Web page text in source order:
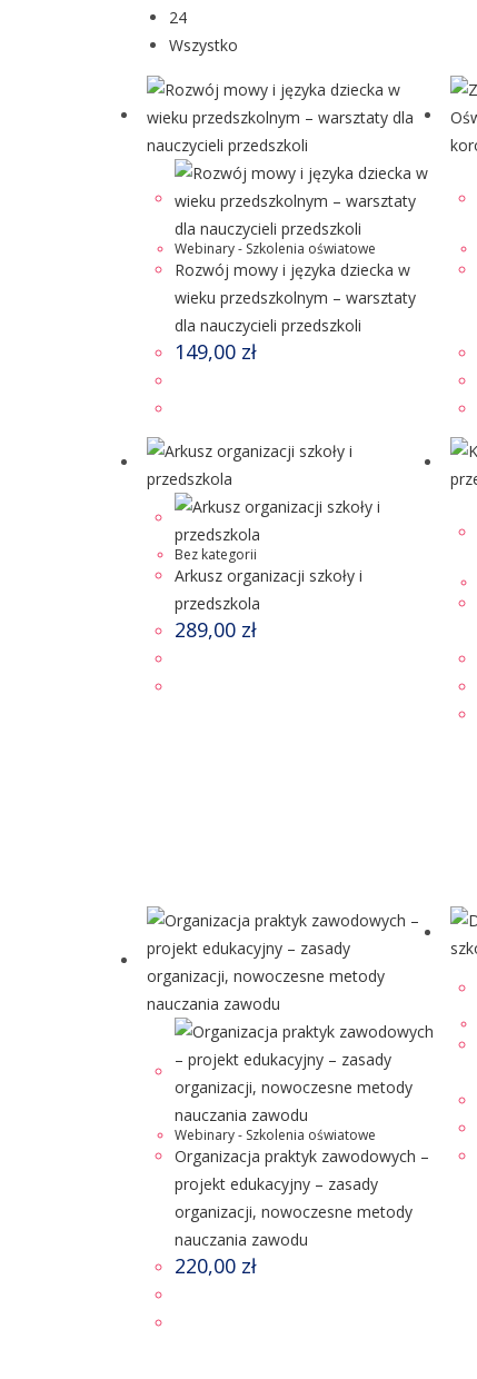
24
Wszystko
Webinary - Szkolenia oświatowe
Rozwój mowy i języka dziecka w
wieku przedszkolnym – warsztaty
dla nauczycieli przedszkoli
149,00 zł
Bez kategorii
Arkusz organizacji szkoły i
przedszkola
289,00 zł
Webinary - Szkolenia oświatowe
Organizacja praktyk zawodowych –
projekt edukacyjny – zasady
organizacji, nowoczesne metody
nauczania zawodu
220,00 zł